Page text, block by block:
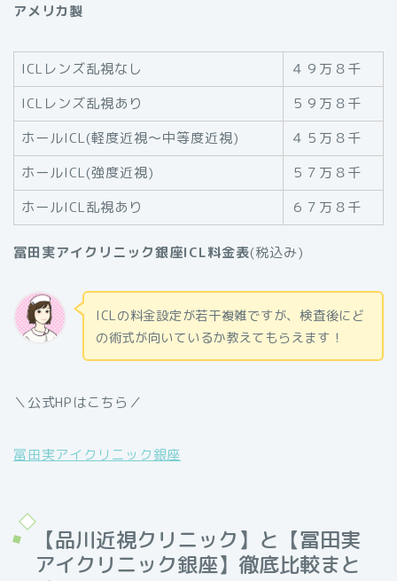
アメリカ製
ICLレンズ乱視なし
４９万８千
ICLレンズ乱視あり
５９万８千
ホールICL(軽度近視～中等度近視)
４５万８千
ホールICL(強度近視)
５７万８千
ホールICL乱視あり
６７万８千
冨田実アイクリニック銀座ICL料金表(税込み)
ICLの料金設定が若干複雑ですが、検査後にど
の術式が向いているか教えてもらえます！
＼公式HPはこちら／
冨田実アイクリニック銀座
【品川近視クリニック】と【冨田実
アイクリニック銀座】徹底比較まと